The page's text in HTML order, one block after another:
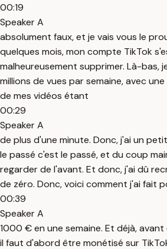
00:19
Speaker A
absolument faux, et je vais vous le
quelques mois, mon compte TikTok
malheureusement supprimer. Là-bas,
millions de vues par semaine, avec
de mes vidéos étant
00:29
Speaker A
de plus d'une minute. Donc, j'ai un
le passé c'est le passé, et du coup
regarder de l'avant. Et donc, j'ai dû
de zéro. Donc, voici comment j'ai fait
00:39
Speaker A
1000 € en une semaine. Et déjà,
il faut d'abord être monétisé sur